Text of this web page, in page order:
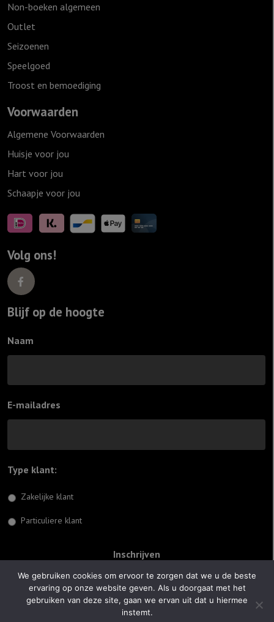
Non-boeken algemeen
Outlet
Seizoenen
Speelgoed
Troost en bemoediging
Voorwaarden
Algemene Voorwaarden
Huisje voor jou
Hart voor jou
Schaapje voor jou
Volg ons!
Blijf op de hoogte
Naam
E-mailadres
Type klant:
Zakelijke klant
Particuliere klant
© 2026 Jiftach
Optimus Websites
We gebruiken cookies om ervoor te zorgen dat we u de beste
ervaring op onze website geven. Als u doorgaat met het
gebruiken van deze site, gaan we ervan uit dat u hiermee
instemt.